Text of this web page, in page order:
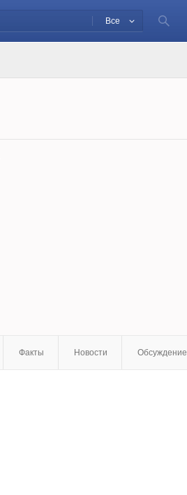
Все
Факты Новости Обсуждение